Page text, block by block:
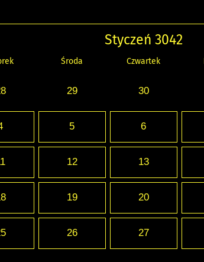
Styczeń 3042
Środa Czwartek
29 30
5 6
12 13
19 20
26 27